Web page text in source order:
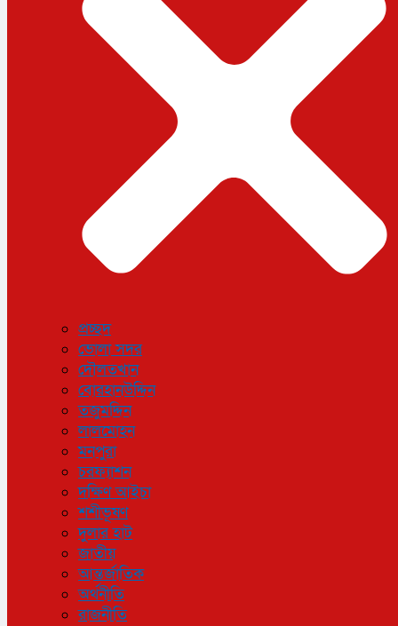
লাইফস্টাইল
সোশ্যাল মিডিয়া
বিজ্ঞান ও প্রযুক্তি
বিশেষ প্রতিবেদন
শেয়ার বাজার
বিচিত্র সংবাদ
সাক্ষাৎকার
সড়ক দুর্ঘটনা
অপরাধ
প্রচ্ছদ
ভোলা সদর
দৌলতখান
বোরহানউদ্দিন
তজুমদ্দিন
লালমোহন
মনপুরা
চরফ্যাশন
দক্ষিণ আইচা
শশীভূষণ
দুলার হাট
জাতীয়
আন্তর্জাতিক
অর্থনীতি
রাজনীতি